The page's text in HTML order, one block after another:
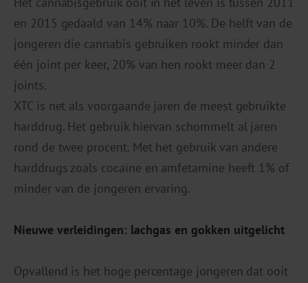
en 2015 gedaald van 14% naar 10%. De helft van de
jongeren die cannabis gebruiken rookt minder dan
één joint per keer, 20% van hen rookt meer dan 2
joints.
XTC is net als voorgaande jaren de meest gebruikte
harddrug. Het gebruik hiervan schommelt al jaren
rond de twee procent. Met het gebruik van andere
harddrugs zoals cocaïne en amfetamine heeft 1% of
minder van de jongeren ervaring.
Nieuwe verleidingen: lachgas en gokken uitgelicht
Opvallend is het hoge percentage jongeren dat ooit